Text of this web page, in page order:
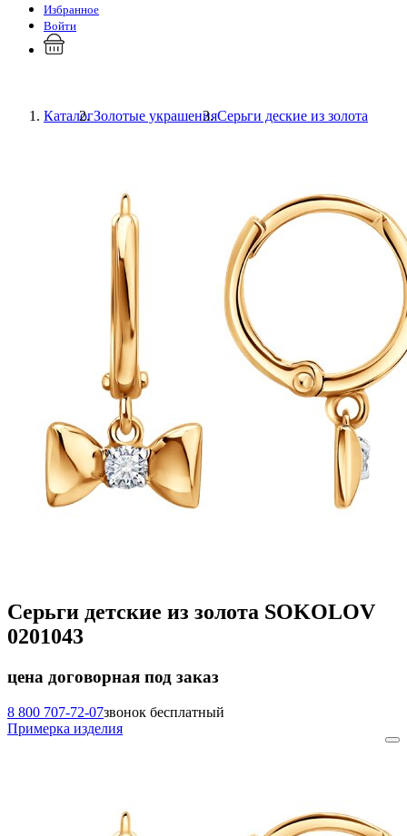
Избранное
Войти
КаталогЗолотые украшенияСерьги деские из золота
Серьги детские из золота SOKOLOV
0201043
цена договорная под заказ
8 800 707-72-07звонок бесплатный
Примерка изделия